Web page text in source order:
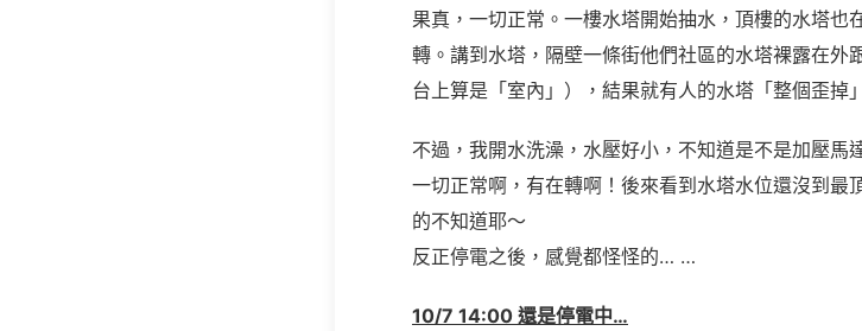
果真，一切正常。一樓水塔開始抽水，頂樓的水塔也
轉。講到水塔，隔壁一條街他們社區的水塔裸露在外
台上算是「室內」），結果就有人的水塔「整個歪掉
不過，我開水洗澡，水壓好小，不知道是不是加壓馬
一切正常啊，有在轉啊！後來看到水塔水位還沒到最
的不知道耶～
反正停電之後，感覺都怪怪的… …
10/7 14:00 還是停電中…